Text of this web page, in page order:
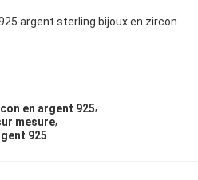
argent sterling bijoux en zircon
en argent 925,
mesure,
925